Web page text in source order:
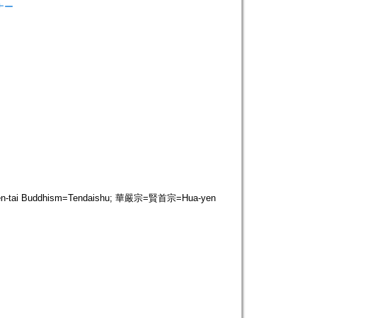
ー
tai Buddhism=Tendaishu; 華嚴宗=賢首宗=Hua-yen